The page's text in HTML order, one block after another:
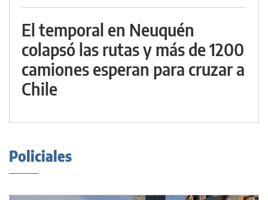
El temporal en Neuquén
colapsó las rutas y más de 1200
camiones esperan para cruzar a
Chile
Policiales